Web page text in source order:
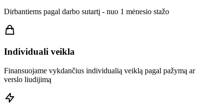
Dirbantiems pagal darbo sutartį - nuo 1 mėnesio stažo
Individuali veikla
Finansuojame vykdančius individualią veiklą pagal pažymą ar
verslo liudijimą